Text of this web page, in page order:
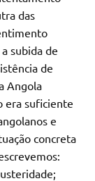
das
subida de
de
Angola
era suficiente
e
concreta